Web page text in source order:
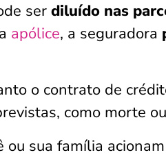
ser diluído nas
apólice, a seguradora
o contrato de
como morte
sua família